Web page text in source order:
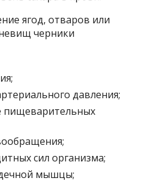
ягод, отваров или
черники
давления;
пищеварительных
сил организма;
мышцы;